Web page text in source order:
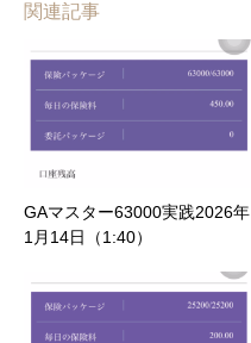
関連記事
GAマスター63000実践2026年
1月14日（1:40）